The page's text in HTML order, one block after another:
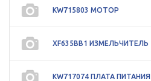
KW715803 МОТОР
XF635BB1 ИЗМЕЛЬЧИТЕЛЬ
KW717074 ПЛАТА ПИТАНИЯ